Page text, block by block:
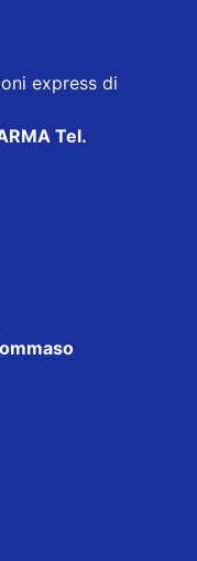
express di
Tel.